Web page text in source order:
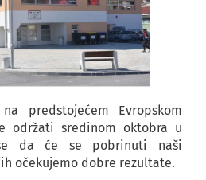
predstojećem Evropskom
održati sredinom oktobra u
da će se pobrinuti naši
očekujemo dobre rezultate.